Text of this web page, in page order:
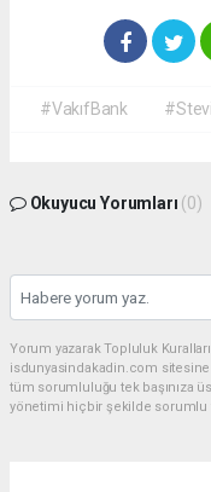
#VakıfBank
Okuyucu Yorumları (0)
Yorum yazarak Topluluk
isdunyasindakadin.com sitesine
tüm sorumluluğu tek başınıza
yönetimi hiçbir şekilde sorumlu